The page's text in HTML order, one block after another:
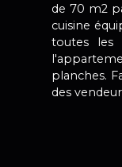
de 70 m2
cuisine
toutes les
planches.
des